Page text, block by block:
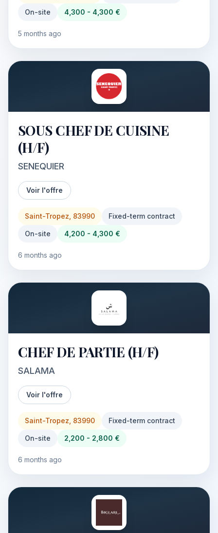
On-site 4,300 - 4,300 €
5 months ago
SOUS CHEF DE CUISINE
(H/F)
SENEQUIER
Voir l'offre
Saint-Tropez, 83990 Fixed-term contract
On-site 4,200 - 4,300 €
6 months ago
CHEF DE PARTIE (H/F)
SALAMA
Voir l'offre
Saint-Tropez, 83990 Fixed-term contract
On-site 2,200 - 2,800 €
6 months ago